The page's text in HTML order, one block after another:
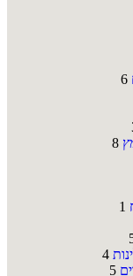
6
8
1
4
5